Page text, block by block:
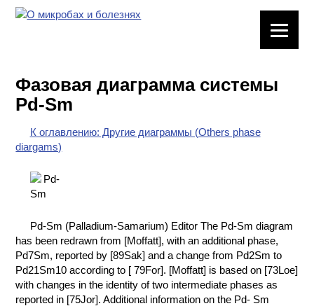
ХИМИЧЕСКАЯ
ПОСУДА
ВРЕДНЫЕ
ФАКТОРЫ
ХИМИЯ НА
ПРОИЗВОДСТВЕ
И ХИМИЧЕСКАЯ
ТЕХНОЛОГИЯ
Фазовая диаграмма системы
Pd-Sm
К оглавлению: Другие диаграммы (Others phase
diargams)
Pd-Sm (Palladium-Samarium) Editor The Pd-Sm diagram
has been redrawn from [Moffatt], with an additional phase,
Pd7Sm, reported by [89Sak] and a change from Pd2Sm to
Pd21Sm10 according to [ 79For]. [Moffatt] is based on [73Loe]
with changes in the identity of two intermediate phases as
reported in [75Jor]. Additional information on the Pd- Sm